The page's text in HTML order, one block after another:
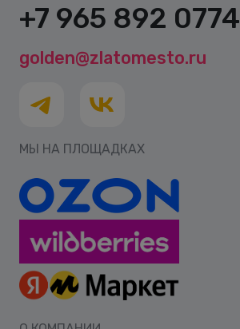
+7 965 892 0774
golden@zlatomesto.ru
МЫ НА ПЛОЩАДКАХ